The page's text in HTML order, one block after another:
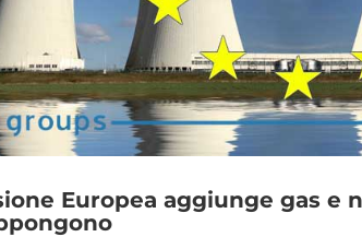
Europea aggiunge gas e